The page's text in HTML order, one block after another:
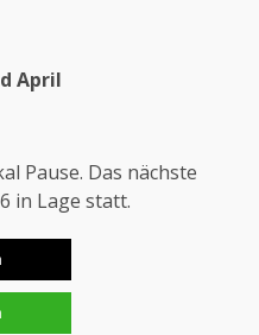
April
Pause. Das nächste
in Lage statt.